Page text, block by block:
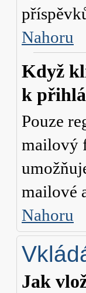
Nahoru
Když
k
Pouze
mailový
mailové
Nahoru
Jak